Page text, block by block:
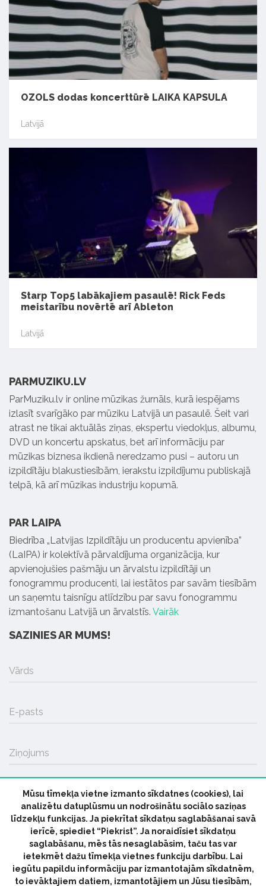
OZOLS dodas koncerttūrē LAIKA KAPSULA
Latvijā
Starp Top5 labākajiem pasaulē! Rick Feds
meistarību novērtē arī Ableton
Latvijā
PARMUZIKU.LV
ParMuziku.lv ir online mūzikas žurnāls, kurā iespējams
izlasīt svarīgāko par mūziku Latvijā un pasaulē. Šeit vari
atrast ne tikai aktuālās ziņas, ekspertu viedokļus, albumu,
DVD un koncertu apskatus, bet arī informāciju par
mūzikas biznesa ikdienā neredzamo pusi – autoru un
izpildītāju blakustiesībām, ierakstu izpildījumu publiskajā
telpā, kā arī mūzikas industriju kopumā.
PAR LAIPA
Biedrība „Latvijas Izpildītāju un producentu apvienība”
(LaIPA) ir kolektīvā pārvaldījuma organizācija, kur
apvienojušies pašmāju un ārvalstu izpildītāji un
fonogrammu producenti, lai iestātos par savām tiesībām
un saņemtu taisnīgu atlīdzību par savu fonogrammu
izmantošanu Latvijā un ārvalstīs. Vairāk
SAZINIES AR MUMS!
Vārds
E-pasts
Ziņojums
SŪTĪT
© 2026 parmuziku.lv, visas tiesības paturētas
Mūsu tīmekļa vietne izmanto sīkdatnes (cookies), lai
analizētu datuplūsmu un nodrošinātu sociālo saziņas
līdzekļu funkcijas. Ja piekrītat sīkdatņu saglabāšanai savā
ierīcē, spiediet “Piekrist”. Ja noraidīsiet sīkdatņu
saglabāšanu, mēs tās nesaglabāsim, taču tas var
ietekmēt dažu tīmekļa vietnes funkciju darbību. Lai
iegūtu papildu informāciju par izmantotajām sīkdatnēm,
to ievāktajiem datiem, izmantotājiem un Jūsu tiesībām,